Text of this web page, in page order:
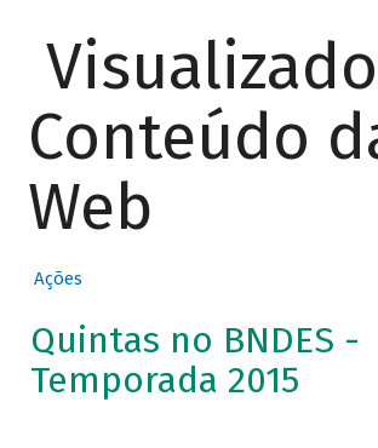
Conteúdo
Web
Ações
Quintas no BNDES -
Temporada 2015